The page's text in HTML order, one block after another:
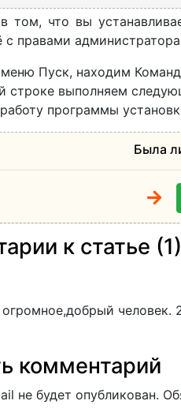
том, что вы
с правами
Пуск, находим
строке выполняем
программы
Была
к статье (1)
комментарий
не будет опубликован.